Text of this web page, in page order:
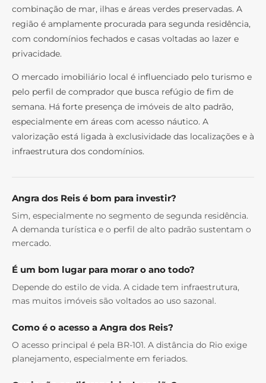
combinação de mar, ilhas e áreas verdes preservadas. A
região é amplamente procurada para segunda residência,
com condomínios fechados e casas voltadas ao lazer e
privacidade.
O mercado imobiliário local é influenciado pelo turismo e
pelo perfil de comprador que busca refúgio de fim de
semana. Há forte presença de imóveis de alto padrão,
especialmente em áreas com acesso náutico. A
valorização está ligada à exclusividade das localizações e à
infraestrutura dos condomínios.
Angra dos Reis é bom para investir?
Sim, especialmente no segmento de segunda residência.
A demanda turística e o perfil de alto padrão sustentam o
mercado.
É um bom lugar para morar o ano todo?
Depende do estilo de vida. A cidade tem infraestrutura,
mas muitos imóveis são voltados ao uso sazonal.
Como é o acesso a Angra dos Reis?
O acesso principal é pela BR-101. A distância do Rio exige
planejamento, especialmente em feriados.